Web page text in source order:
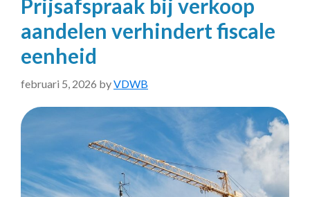
Prijsafspraak bij verkoop
aandelen verhindert fiscale
eenheid
februari 5, 2026 byVDWB